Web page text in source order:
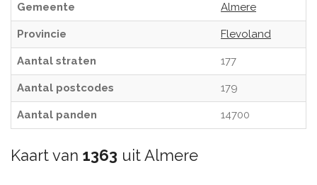
Gemeente Almere
Provincie Flevoland
Aantal straten 177
Aantal postcodes 179
Aantal panden 14700
Kaart van 1363 uit Almere